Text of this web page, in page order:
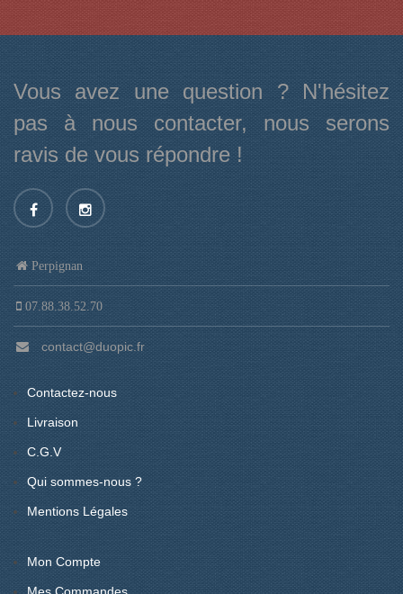
Vous avez une question ? N'hésitez
pas à nous contacter, nous serons
ravis de vous répondre !
Perpignan
07.88.38.52.70
contact@duopic.fr
Contactez-nous
Livraison
C.G.V
Qui sommes-nous ?
Mentions Légales
Mon Compte